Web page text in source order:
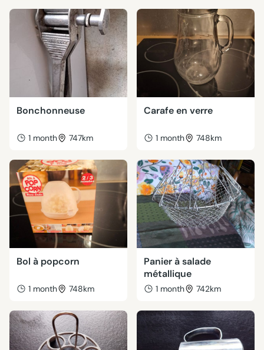
Bonchonneuse
1 month 747km
Carafe en verre
1 month 748km
Bol à popcorn
1 month 748km
Panier à salade
métallique
1 month 742km